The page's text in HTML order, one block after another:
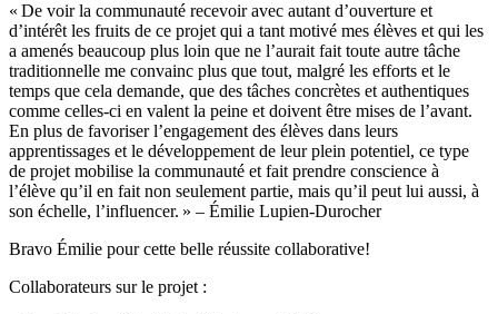
« De voir la communauté recevoir avec autant d’ouverture et
d’intérêt les fruits de ce projet qui a tant motivé mes élèves et qui les
a amenés beaucoup plus loin que ne l’aurait fait toute autre tâche
traditionnelle me convainc plus que tout, malgré les efforts et le
temps que cela demande, que des tâches concrètes et authentiques
comme celles-ci en valent la peine et doivent être mises de l’avant.
En plus de favoriser l’engagement des élèves dans leurs
apprentissages et le développement de leur plein potentiel, ce type
de projet mobilise la communauté et fait prendre conscience à
l’élève qu’il en fait non seulement partie, mais qu’il peut lui aussi, à
son échelle, l’influencer. » – Émilie Lupien-Durocher
Bravo Émilie pour cette belle réussite collaborative!
Collaborateurs sur le projet :